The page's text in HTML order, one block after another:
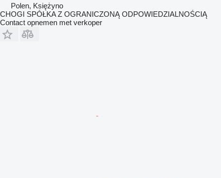
Polen, Księżyno
CHOGI SPÓŁKA Z OGRANICZONĄ ODPOWIEDZIALNOŚCIĄ
Contact opnemen met verkoper